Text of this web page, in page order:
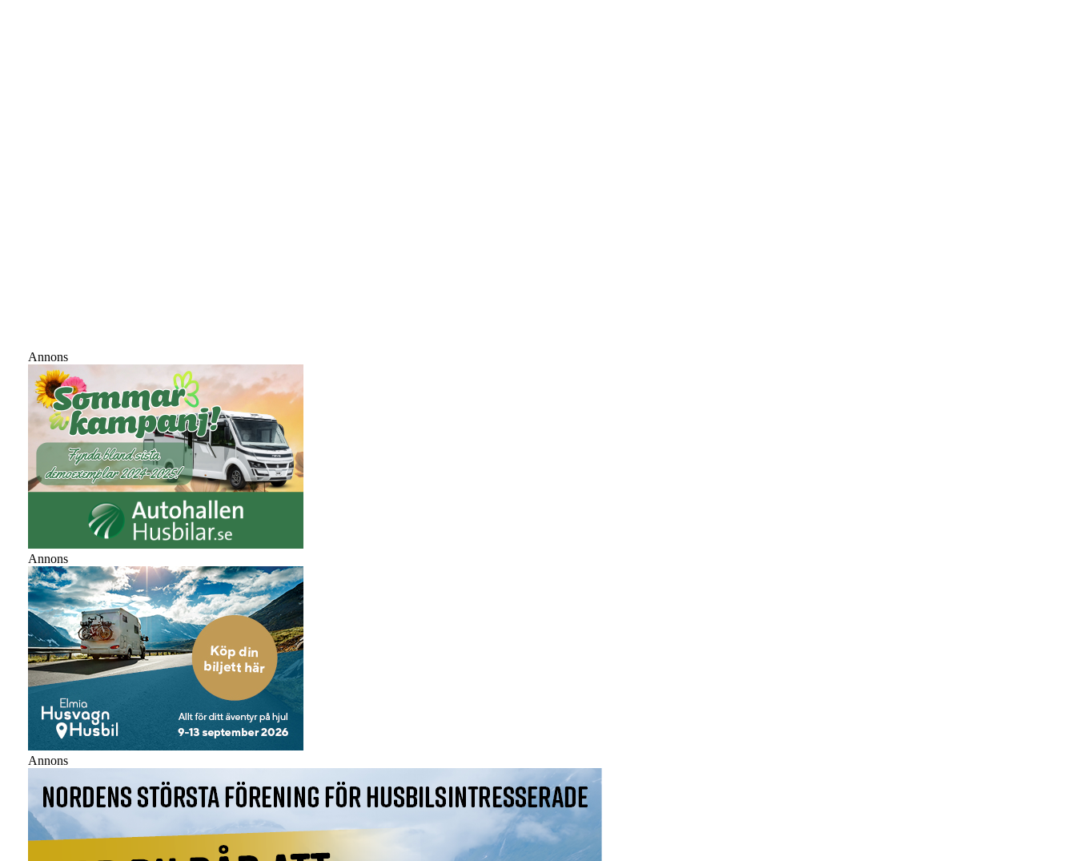
Annons
Annons
Annons